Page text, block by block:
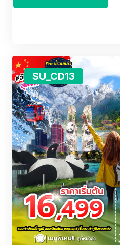
SU_CD13